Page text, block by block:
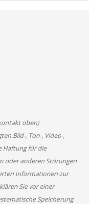
oben)
Bild-, Ton-, Video-,
Haftung für die
oder anderen Störungen
Informationen zur
Sie vor einer
Speicherung